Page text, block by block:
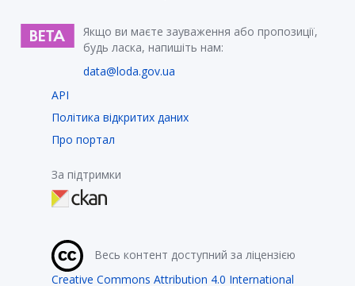
Якщо ви маєте зауваження або пропозиції,
будь ласка, напишіть нам:
data@loda.gov.ua
API
Політика відкритих даних
Про портал
За підтримки
Весь контент доступний за ліцензією
Creative Commons Attribution 4.0 International